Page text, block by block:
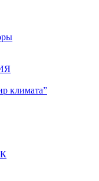
климата”